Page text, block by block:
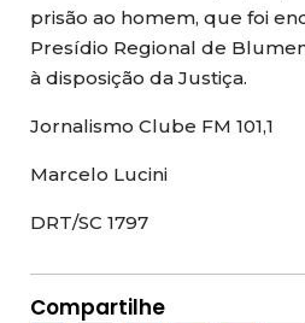
prisão ao homem, que foi
Presídio Regional de
à disposição da Justiça.
Jornalismo Clube FM 101,1
Marcelo Lucini
DRT/SC 1797
Compartilhe